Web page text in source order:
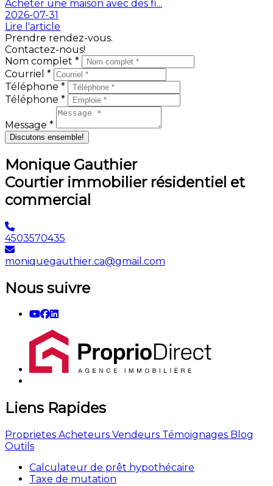
Acheter une maison avec des fi...
2026-07-31
Lire l'article
Prendre rendez-vous.
Contactez-nous!
Nom complet *
Courriel *
Téléphone *
Téléphone *
Message *
Discutons ensemble!
Monique Gauthier
Courtier immobilier résidentiel et
commercial
4503570435
moniquegauthier.ca@gmail.com
Nous suivre
Liens Rapides
Proprietes Acheteurs Vendeurs Témoignages Blog
Outils
Calculateur de prêt hypothécaire
Taxe de mutation